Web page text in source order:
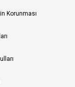
Korunması